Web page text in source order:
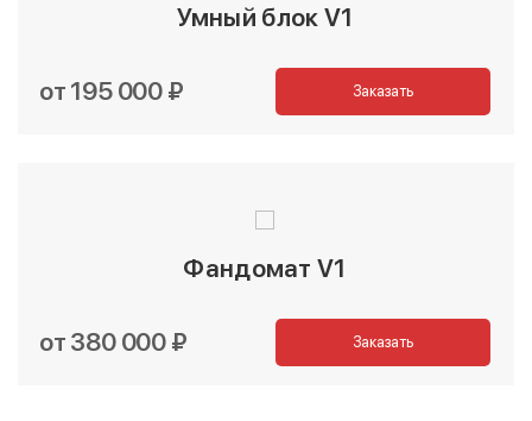
Умный блок V1
от 195 000 ₽ Заказать
Фандомат V1
от 380 000 ₽ Заказать